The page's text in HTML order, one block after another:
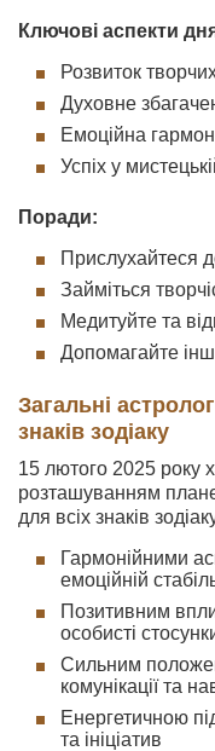
Ключові аспекти
Розвиток
Духовне
Емоційна
Успіх у
Поради:
Прислухайтеся до
Займіться
Медитуйте та
Допомагайте
Загальні
знаків зодіаку
15 лютого 2025 року
розташуванням
для всіх знаків
Гармонійними
емоційній
Позитивним
особисті
Сильним
комунікації та
Енергетичною
та ініціатив